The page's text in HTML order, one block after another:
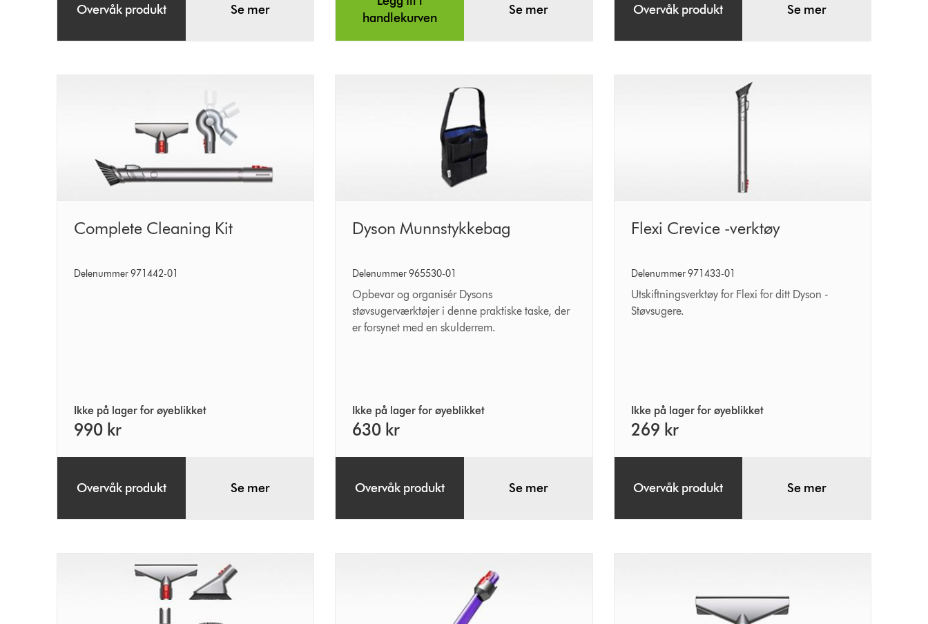
Overvåk produkt Se mer
handlekurven
Se mer Overvåk produkt Se mer
Complete
Kit
Complete Cleaning Kit
Delenummer 971442-01
Ikke på lager for øyeblikket
990 kr
Overvåk produkt Se mer
Dyson
Dyson Munnstykkebag
Delenummer 965530-01
Opbevar og organisér Dysons
støvsugerværktøjer i denne praktiske taske, der
er forsynet med en skulderrem.
Ikke på lager for øyeblikket
630 kr
Overvåk produkt Se mer
Flexi
-
verktøy
Flexi Crevice -verktøy
Delenummer 971433-01
Utskiftningsverktøy for Flexi for ditt Dyson -
Støvsugere.
Ikke på lager for øyeblikket
269 kr
Overvåk produkt Se mer